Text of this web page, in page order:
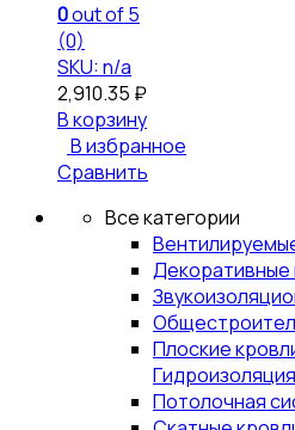
0out of 5
(0)
SKU: n/a
2,910.35 ₽
В корзину
В избранное
Сравнить
Все категории
Декоративные
Плоские
Гидроизоляция
Потолочная